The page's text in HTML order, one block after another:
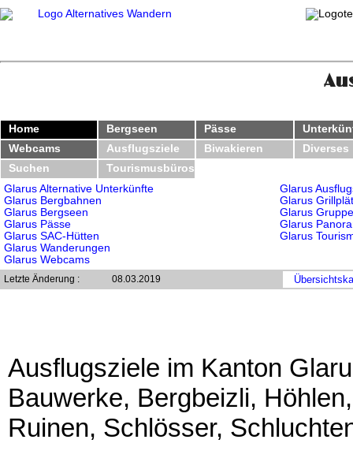
Home Bergseen Pässe
Webcams
Ausflugsziele Biwakieren
Diverses
Suchen
Tourismusbüros
Glarus Alternative Unterkünfte
Glarus Bergbahnen
Glarus Bergseen
Glarus Pässe
Glarus SAC-Hütten
Glarus Wanderungen
Glarus Webcams
Glarus
Glarus
Glarus
Glarus
Glarus
Letzte Änderung : 08.03.2019
Ausflugsziele im Kanton
Bauwerke, Bergbeizli,
Ruinen, Schlösser,